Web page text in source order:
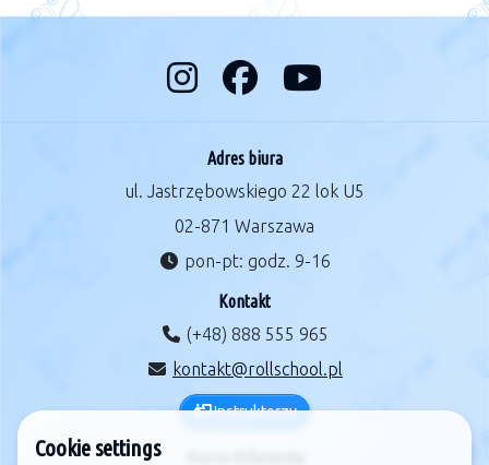
Adres biura
ul. Jastrzębowskiego 22 lok U5
02-871 Warszawa
pon-pt: godz. 9-16
Kontakt
(+48) 888 555 965
kontakt@rollschool.pl
Instruktorzy
Cookie settings